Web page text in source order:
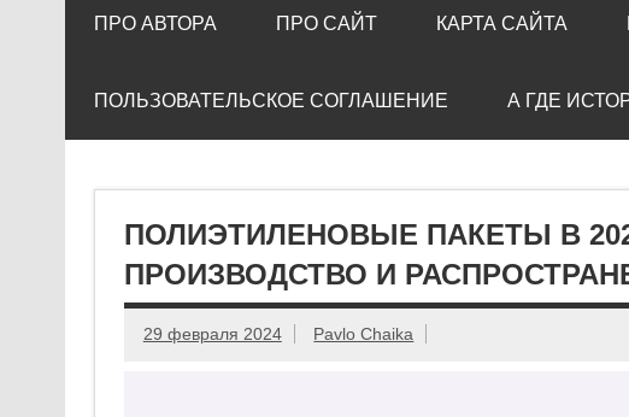
ПРО АВТОРА ПРО САЙТ КАРТА САЙТА
ПОЛЬЗОВАТЕЛЬСКОЕ СОГЛАШЕНИЕ А ГДЕ
ПОЛИЭТИЛЕНОВЫЕ ПАКЕТЫ В
ПРОИЗВОДСТВО И
29 февраля 2024 Pavlo Chaika